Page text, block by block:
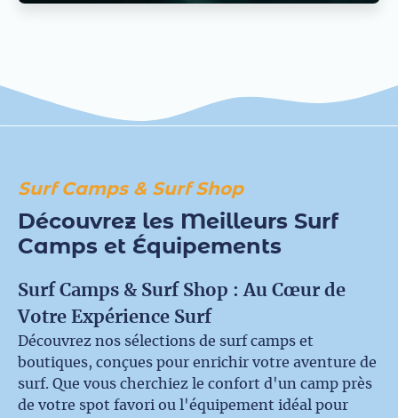
Surf Camps & Surf Shop
Découvrez les Meilleurs Surf
Camps et Équipements
Surf Camps & Surf Shop : Au Cœur de
Votre Expérience Surf
Découvrez nos sélections de surf camps et
boutiques, conçues pour enrichir votre aventure de
surf. Que vous cherchiez le confort d'un camp près
de votre spot favori ou l'équipement idéal pour